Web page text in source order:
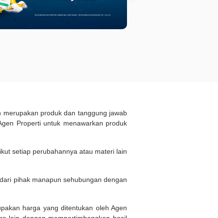
produk dan tanggung jawab
Properti untuk menawarkan produk
setiap perubahannya atau materi lain
pihak manapun sehubungan dengan
harga yang ditentukan oleh Agen